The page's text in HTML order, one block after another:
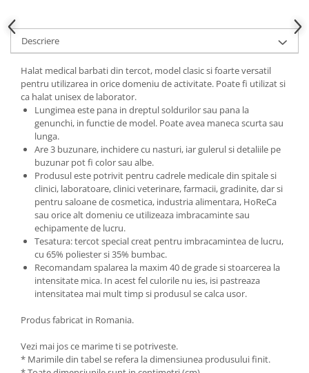
Descriere
Halat medical barbati din tercot, model clasic si foarte versatil
pentru utilizarea in orice domeniu de activitate. Poate fi utilizat si
ca halat unisex de laborator.
Lungimea este pana in dreptul soldurilor sau pana la
genunchi, in functie de model. Poate avea maneca scurta sau
lunga.
Are 3 buzunare, inchidere cu nasturi, iar gulerul si detaliile pe
buzunar pot fi color sau albe.
Produsul este potrivit pentru cadrele medicale din spitale si
clinici, laboratoare, clinici veterinare, farmacii, gradinite, dar si
pentru saloane de cosmetica, industria alimentara, HoReCa
sau orice alt domeniu ce utilizeaza imbracaminte sau
echipamente de lucru.
Tesatura: tercot special creat pentru imbracamintea de lucru,
cu 65% poliester si 35% bumbac.
Recomandam spalarea la maxim 40 de grade si stoarcerea la
intensitate mica. In acest fel culorile nu ies, isi pastreaza
intensitatea mai mult timp si produsul se calca usor.
Produs fabricat in Romania.
Vezi mai jos ce marime ti se potriveste.
* Marimile din tabel se refera la dimensiunea produsului finit.